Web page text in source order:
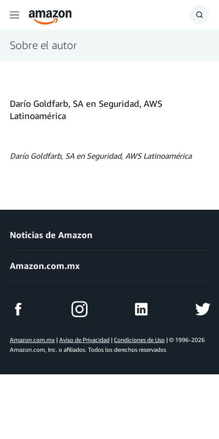
Menú
Sobre el autor
Darío Goldfarb, SA en Seguridad, AWS
Latinoamérica
Darío Goldfarb, SA en Seguridad, AWS Latinoamérica
Noticias de Amazon
Amazon.com.mx
Amazon.com.mx | Aviso de Privacidad | Condiciones de Uso | © 1996-2026
Amazon.com, Inc. o afiliados. Todos los derechos reservados